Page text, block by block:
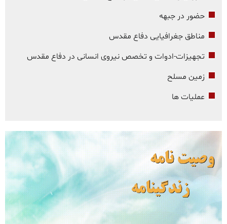
حضور در جبهه
مناطق جغرافیایی دفاع مقدس
تجهیزات-ادوات و تخصص نیروی انسانی در دفاع مقدس
زمین مسلح
عملیات ها